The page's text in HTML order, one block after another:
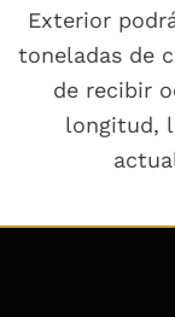
Exterior
toneladas de
de recibir
longitud,